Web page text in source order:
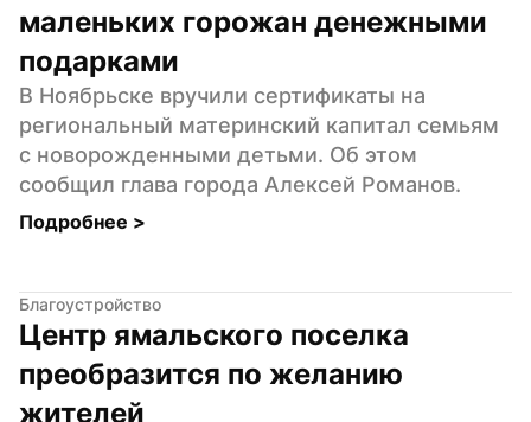
маленьких горожан денежными
подарками
В Ноябрьске вручили сертификаты на
региональный материнский капитал семьям
с новорожденными детьми. Об этом
сообщил глава города Алексей Романов.
Подробнее >
Благоустройство
Центр ямальского поселка
преобразится по желанию
жителей